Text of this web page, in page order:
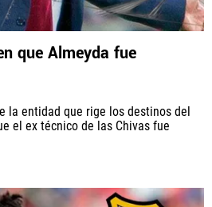
que Almeyda fue
la entidad que rige los destinos del
el ex técnico de las Chivas fue